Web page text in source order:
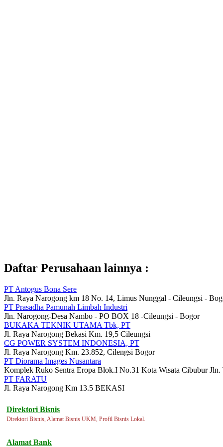
Daftar Perusahaan lainnya :
PT Antogus Bona Sere
Jln. Raya Narogong km 18 No. 14, Limus Nunggal - Cileungsi -
PT Prasadha Pamunah Limbah Industri
Jln. Narogong-Desa Nambo - PO BOX 18 -Cileungsi - Bogor
BUKAKA TEKNIK UTAMA Tbk, PT
Jl. Raya Narogong Bekasi Km. 19,5 Cileungsi
CG POWER SYSTEM INDONESIA, PT
Jl. Raya Narogong Km. 23.852, Cilengsi Bogor
PT Diorama Images Nusantara
Komplek Ruko Sentra Eropa Blok.I No.31 Kota Wisata Cibubur
PT FARATU
Jl. Raya Narogong Km 13.5 BEKASI
Direktori Bisnis
Direktori Bisnis, Alamat Bisnis UKM, Profil Bisnis Lokal.
Alamat Bank